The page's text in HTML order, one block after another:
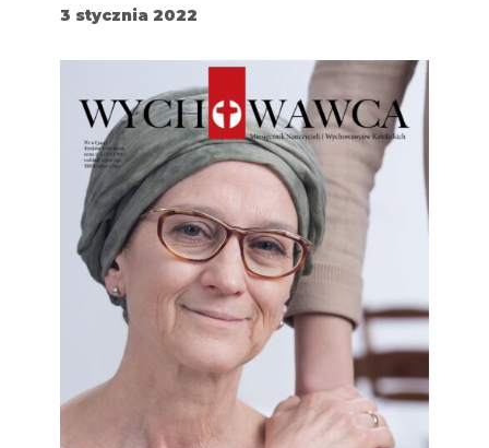
3 stycznia 2022